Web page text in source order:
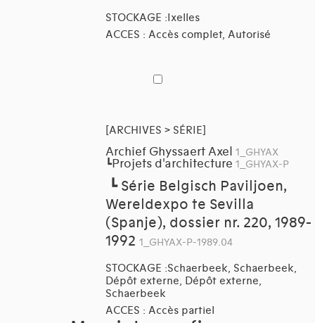
STOCKAGE :Ixelles
ACCES : Accès complet, Autorisé
[ARCHIVES > SÉRIE]
Archief Ghyssaert Axel 1_GHYAX
┗Projets d'architecture 1_GHYAX-P
┗ Série Belgisch Paviljoen,
Wereldexpo te Sevilla
(Spanje), dossier nr. 220, 1989-
1992 1_GHYAX-P-1989.04
STOCKAGE :Schaerbeek, Schaerbeek,
Dépôt externe, Dépôt externe,
Schaerbeek
ACCES : Accès partiel